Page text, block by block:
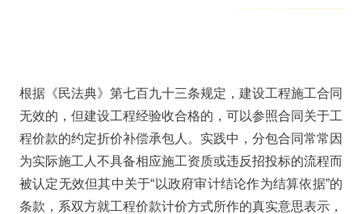
根据《民法典》第七百九十三条规定，建设工程施工合同
无效的，但建设工程经验收合格的，可以参照合同关于工
程价款的约定折价补偿承包人。实践中，分包合同常常因
为实际施工人不具备相应施工资质或违反招投标的流程而
被认定无效但其中关于“以政府审计结论作为结算依据”的
条款，系双方就工程价款计价方式所作的真实意思表示，